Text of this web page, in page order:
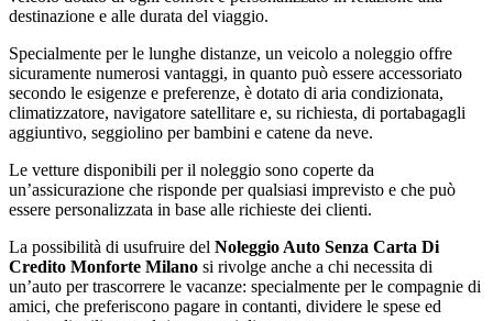
destinazione e alle durata del viaggio.
Specialmente per le lunghe distanze, un veicolo a noleggio offre
sicuramente numerosi vantaggi, in quanto può essere accessoriato
secondo le esigenze e preferenze, è dotato di aria condizionata,
climatizzatore, navigatore satellitare e, su richiesta, di portabagagli
aggiuntivo, seggiolino per bambini e catene da neve.
Le vetture disponibili per il noleggio sono coperte da
un’assicurazione che risponde per qualsiasi imprevisto e che può
essere personalizzata in base alle richieste dei clienti.
La possibilità di usufruire del Noleggio Auto Senza Carta Di
Credito Monforte Milano si rivolge anche a chi necessita di
un’auto per trascorrere le vacanze: specialmente per le compagnie di
amici, che preferiscono pagare in contanti, dividere le spese ed